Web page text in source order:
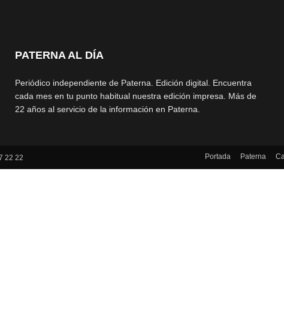
PATERNA AL DÍA
Periódico independiente de Paterna. Edición digital. Encuentra
cada mes en tu punto habitual nuestra edición impresa. Más de
22 años al servicio de la información en Paterna.
22 22 Portada Paterna